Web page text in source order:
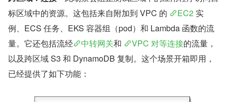
标区域中的资源。这包括来自附加到 VPC 的
EC2 实
例、ECS 任务、EKS 容器组（pod）和 Lambda 函数的流
量。它还包括流经
中转网关和 VPC 对等连接的流量，
以及跨区域 S3 和 DynamoDB 复制。这个场景开箱即用，
已经提供了如下功能：